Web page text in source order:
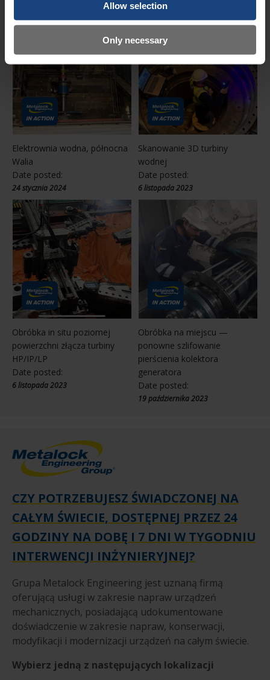
Allow selection
Only necessary
Elektrownia wodna, północna
Walia
Date posted:
24 stycznia 2024
Skanowanie 3D turbiny
wodnej
Date posted:
6 listopada 2023
Obróbka in situ poziomej
powierzchni złącza turbiny
HP/IP/LP
Date posted:
6 listopada 2023
Obróbka na miejscu —
ponowne szlifowanie
pierścienia kolektora
generatora
Date posted:
19 października 2023
CZY POTRZEBUJESZ ŚWIADCZONEJ NA
CAŁYM ŚWIECIE, DOSTĘPNEJ PRZEZ 24
GODZINY NA DOBĘ I 7 DNI W TYGODNIU
INTERWENCJI INŻYNIERYJNEJ?
Grupa Metalock Engineering jest uznaną firmą
oferującą usługi w zakresie napraw urządzeń
mechanicznych, posiadającą udokumentowane
doświadczenie w zakresie napraw, konserwacji,
modyfikacji i modernizacji urządzeń na całym świecie.
Wybierz jedną z następujących lokalizacji